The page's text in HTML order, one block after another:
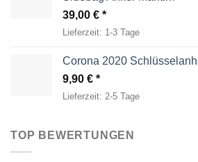
39,00 €
Lieferzeit: 1-3 Tage
Corona 2020
9,90 €
Lieferzeit: 2-5 Tage
TOP BEWERTUNGEN